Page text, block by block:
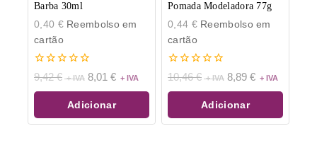
Barba 30ml
0,40 €Reembolso em
cartão
0
de
5
9,42€ 8,01 €
Adicionar
Pomada Modeladora 77g
0,44 €Reembolso em
cartão
0
de
5
10,46€ 8,89 €
Adicionar